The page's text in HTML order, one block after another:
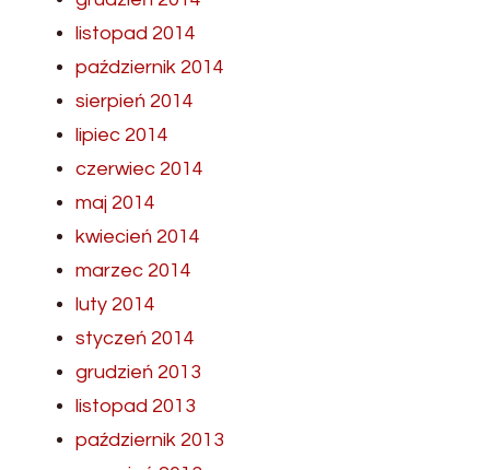
listopad 2014
październik 2014
sierpień 2014
lipiec 2014
czerwiec 2014
maj 2014
kwiecień 2014
marzec 2014
luty 2014
styczeń 2014
grudzień 2013
listopad 2013
październik 2013